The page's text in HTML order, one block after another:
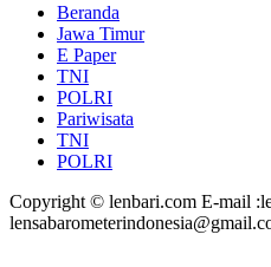
Beranda
Jawa Timur
E Paper
TNI
POLRI
Pariwisata
TNI
POLRI
Copyright © lenbari.com E-mail